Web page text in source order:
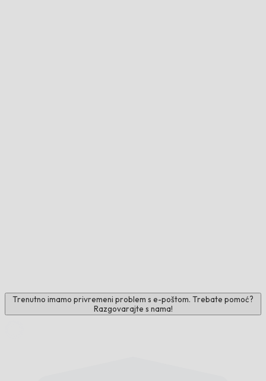
Trenutno imamo privremeni problem s e-poštom. Trebate pomoć?
Razgovarajte s nama!